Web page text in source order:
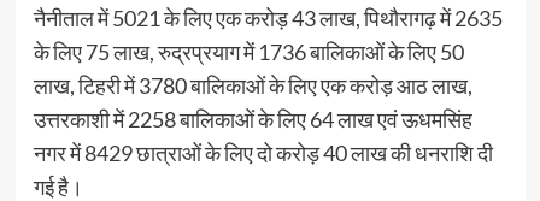
नैनीताल में 5021 के लिए एक करोड़ 43 लाख, पिथौरागढ़ में 2635
के लिए 75 लाख, रुद्रप्रयाग में 1736 बालिकाओं के लिए 50
लाख, टिहरी में 3780 बालिकाओं के लिए एक करोड़ आठ लाख,
उत्तरकाशी में 2258 बालिकाओं के लिए 64 लाख एवं ऊधमसिंह
नगर में 8429 छात्राओं के लिए दो करोड़ 40 लाख की धनराशि दी
गई है।